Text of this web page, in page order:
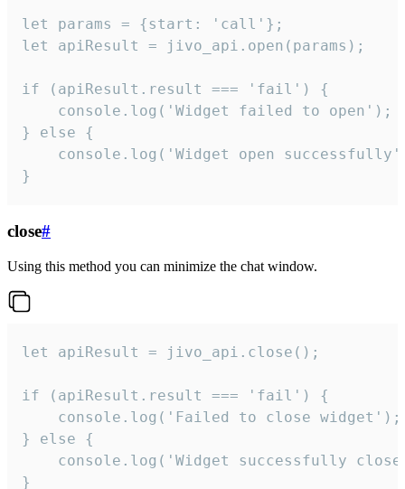
let params = {start: 'call'};
let apiResult = jivo_api.open(params);
if (apiResult.result === 'fail') {
    console.log('Widget failed to open');
} else {
console.log('Widget open
}
close#
Using this method you can minimize the chat window.
let apiResult = jivo_api.close();
if (apiResult.result === 'fail') {
    console.log('Failed to close widget');
} else {
console.log('Widget successfully
}